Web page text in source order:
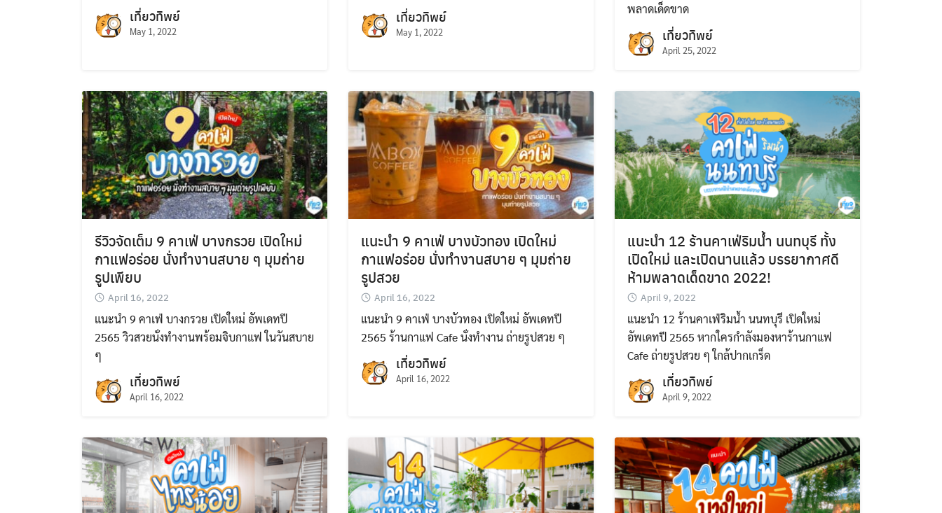
Search
เที่ยวทิพย์
May 1, 2022
เที่ยวทิพย์
May 1, 2022
พลาดเด็ดขาด
เที่ยวทิพย์
April 25, 2022
รีวิวจัดเต็ม 9 คาเฟ่ บางกรวย เปิดใหม่
กาแฟอร่อย นั่งทำงานสบาย ๆ มุมถ่าย
รูปเพียบ
April 16, 2022
แนะนำ 9 คาเฟ่ บางกรวย เปิดใหม่ อัพเดทปี
2565 วิวสวยนั่งทำงานพร้อมจิบกาแฟ ในวันสบาย
ๆ
เที่ยวทิพย์
April 16, 2022
แนะนำ 9 คาเฟ่ บางบัวทอง เปิดใหม่
กาแฟอร่อย นั่งทำงานสบาย ๆ มุมถ่าย
รูปสวย
April 16, 2022
แนะนำ 9 คาเฟ่ บางบัวทอง เปิดใหม่ อัพเดทปี
2565 ร้านกาแฟ Cafe นั่งทำงาน ถ่ายรูปสวย ๆ
เที่ยวทิพย์
April 16, 2022
แนะนำ 12 ร้านคาเฟ่ริมน้ำ นนทบุรี ทั้ง
เปิดใหม่ และเปิดนานแล้ว บรรยากาศดี
ห้ามพลาดเด็ดขาด 2022!
April 9, 2022
แนะนำ 12 ร้านคาเฟ่ริมน้ำ นนทบุรี เปิดใหม่
อัพเดทปี 2565 หากใครกำลังมองหาร้านกาแฟ
Cafe ถ่ายรูปสวย ๆ ใกล้ปากเกร็ด
เที่ยวทิพย์
April 9, 2022